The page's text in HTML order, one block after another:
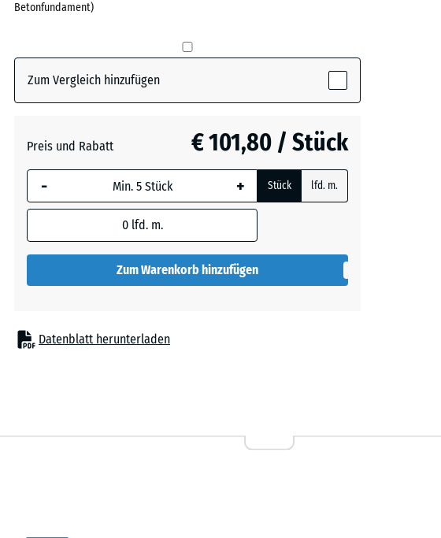
Farbpalette
(active)
- € 18,00
Betonfundament)
Zum Vergleich hinzufügen
Preis und Rabatt € 101,80 / Stück
- + Stück lfd. m.
0 lfd. m.
Zum Warenkorb hinzufügen
Datenblatt herunterladen